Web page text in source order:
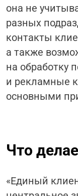
она не
разных
контакты
а также
на обработку
и рекламные
основными
Что
«Единый